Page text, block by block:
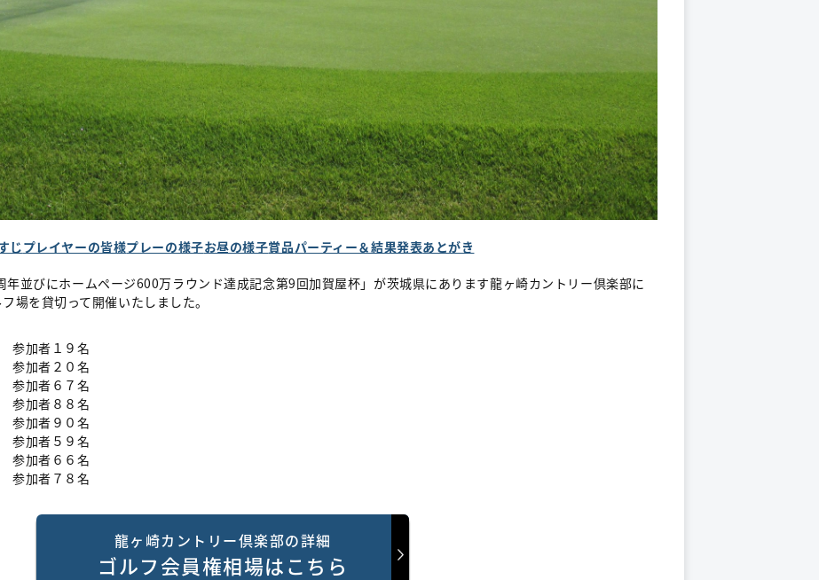
じプレイヤーの皆様プレーの様子お昼の様子賞品パーティー＆結果発表あとがき
並びにホームページ600万ラウンド達成記念第9回加賀屋杯」が茨城県にあります龍ヶ崎カントリー倶楽部に
場を貸切って開催いたしました。
参加者１９名
参加者２０名
参加者６７名
参加者８８名
参加者９０名
参加者５９名
参加者６６名
参加者７８名
龍ヶ崎カントリー倶楽部の詳細
ゴルフ会員権相場はこちら